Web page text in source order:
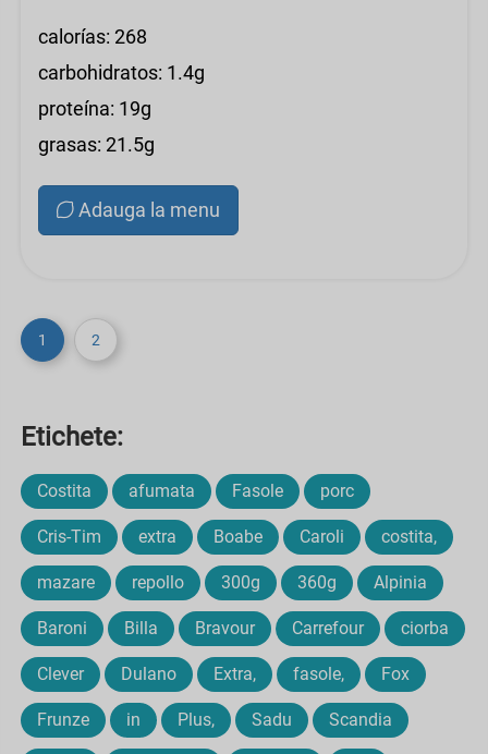
calorías: 268
carbohidratos: 1.4g
proteína: 19g
grasas: 21.5g
Adauga la menu
1 2
Etichete:
Costita afumata Fasole porc
Cris-Tim extra Boabe Caroli costita,
mazare repollo 300g 360g Alpinia
Baroni Billa Bravour Carrefour ciorba
Clever Dulano Extra, fasole, Fox
Frunze in Plus, Sadu Scandia